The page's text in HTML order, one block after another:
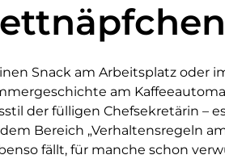
Snack am Arbeitsplatz oder
am
der fülligen Chefsekretärin –
Bereich „Verhaltensregeln
fällt, für manche schon